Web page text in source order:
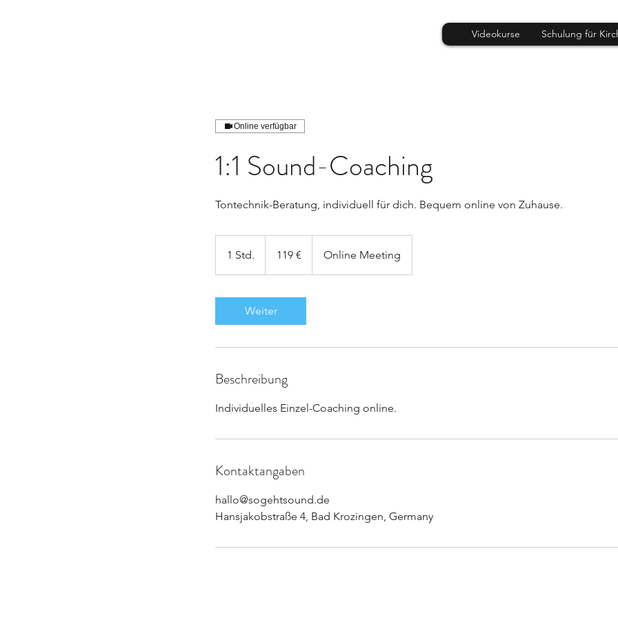
Videokurse Schulung für
Online verfügbar
1:1 Sound-Coaching
Tontechnik-Beratung, individuell für dich. Bequem online von Zuhause.
1 Std.
S
d
119 € Online Meeting
Weiter
Beschreibung
Individuelles Einzel-Coaching online.
Kontaktangaben
hallo@sogehtsound.de
Hansjakobstraße 4, Bad Krozingen, Germany